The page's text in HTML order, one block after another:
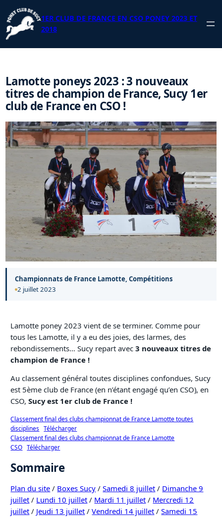
au
contenu
1ER CLUB DE FRANCE EN CSO PONEY 2023 ET
2018
Lamotte poneys 2023 : 3 nouveaux
titres de champion de France, Sucy 1er
club de France en CSO !
Championnats de France Lamotte, Compétitions
2 juillet 2023
Lamotte poney 2023 vient de se terminer. Comme pour
tous les Lamotte, il y a eu des joies, des larmes, des
rebondissements… Sucy repart avec3 nouveaux titres de
champion de France !
Au classement général toutes disciplines confondues, Sucy
est 5ème club de France (en n’étant engagé qu’en CSO), en
CSO,Sucy est 1er club de France !
Classement final des clubs championnat de France Lamotte toutes
disciplines
Télécharger
Classement final des clubs championnat de France Lamotte
CSO Télécharger
Sommaire
Plan du site / Boxes Sucy /Samedi 8 juillet / Dimanche 9
juillet / Lundi 10 juillet / Mardi 11 juillet / Mercredi 12
juillet / Jeudi 13 juillet /Vendredi 14 juillet /Samedi 15